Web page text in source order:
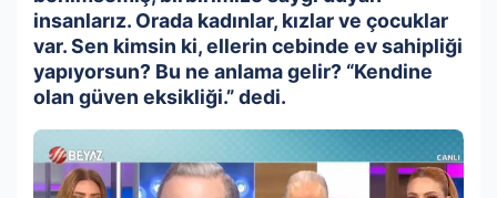
insanlarız. Orada kadınlar, kızlar ve çocuklar
var. Sen kimsin ki, ellerin cebinde ev sahipliği
yapıyorsun? Bu ne anlama gelir? “Kendine
olan güven eksikliği.” dedi.